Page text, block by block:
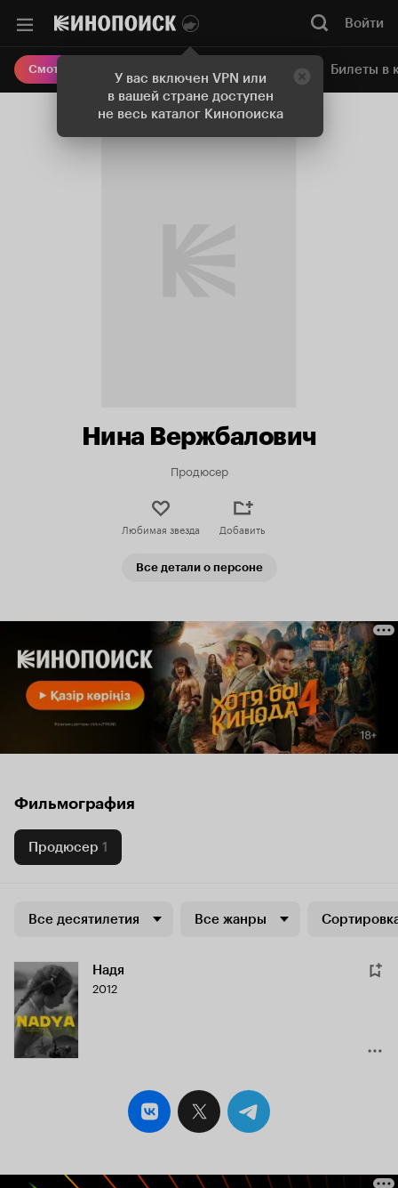
У вас включен VPN или
в вашей стране доступен
не весь каталог Кинопоиска
Войти
Смотреть кино Онлайн-кинотеатр Билеты в
Нина Вержбалович
Продюсер
Любимая звезда Добавить
Все детали о персоне
Фильмография
Продюсер 1
Все десятилетия Все жанры
Надя
2012